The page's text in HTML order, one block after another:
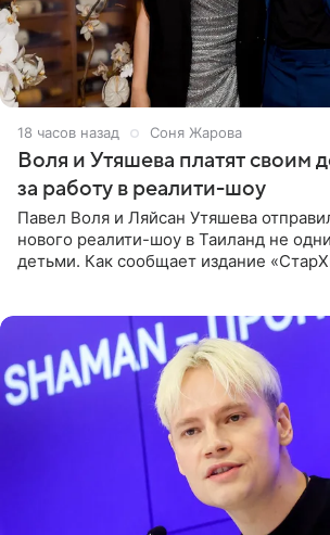
18 часов назад Соня Жарова
Воля и Утяшева платят своим
за работу в реалити-шоу
Павел Воля и Ляйсан Утяшева
нового реалити-шоу в Таиланд не
детьми. Как сообщает издание